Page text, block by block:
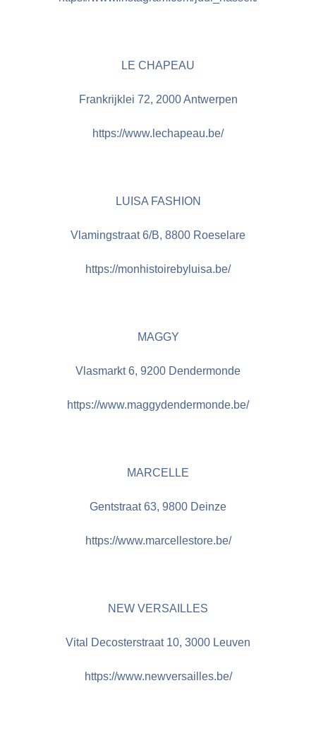
LE CHAPEAU
Frankrijklei 72, 2000 Antwerpen
https://www.lechapeau.be/
LUISA FASHION
Vlamingstraat 6/B, 8800 Roeselare
https://monhistoirebyluisa.be/
MAGGY
Vlasmarkt 6, 9200 Dendermonde
https://www.maggydendermonde.be/
MARCELLE
Gentstraat 63, 9800 Deinze
https://www.marcellestore.be/
NEW VERSAILLES
Vital Decosterstraat 10, 3000 Leuven
https://www.newversailles.be/